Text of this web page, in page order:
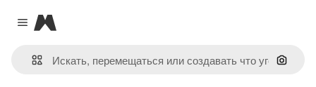
Close menu
Magnific
Поиск